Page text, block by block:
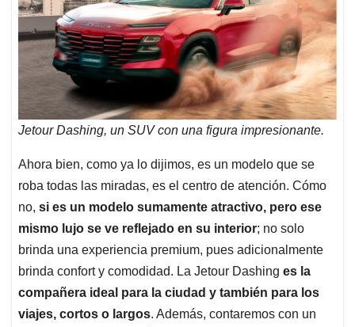
Jetour Dashing, un SUV con una figura impresionante.
Ahora bien, como ya lo dijimos, es un modelo que se
roba todas las miradas, es el centro de atención. Cómo
no, si es un modelo sumamente atractivo, pero ese
mismo lujo se ve reflejado en su interior; no solo
brinda una experiencia premium, pues adicionalmente
brinda confort y comodidad. La Jetour Dashing es la
compañera ideal para la ciudad y también para los
viajes, cortos o largos. Además, contaremos con un